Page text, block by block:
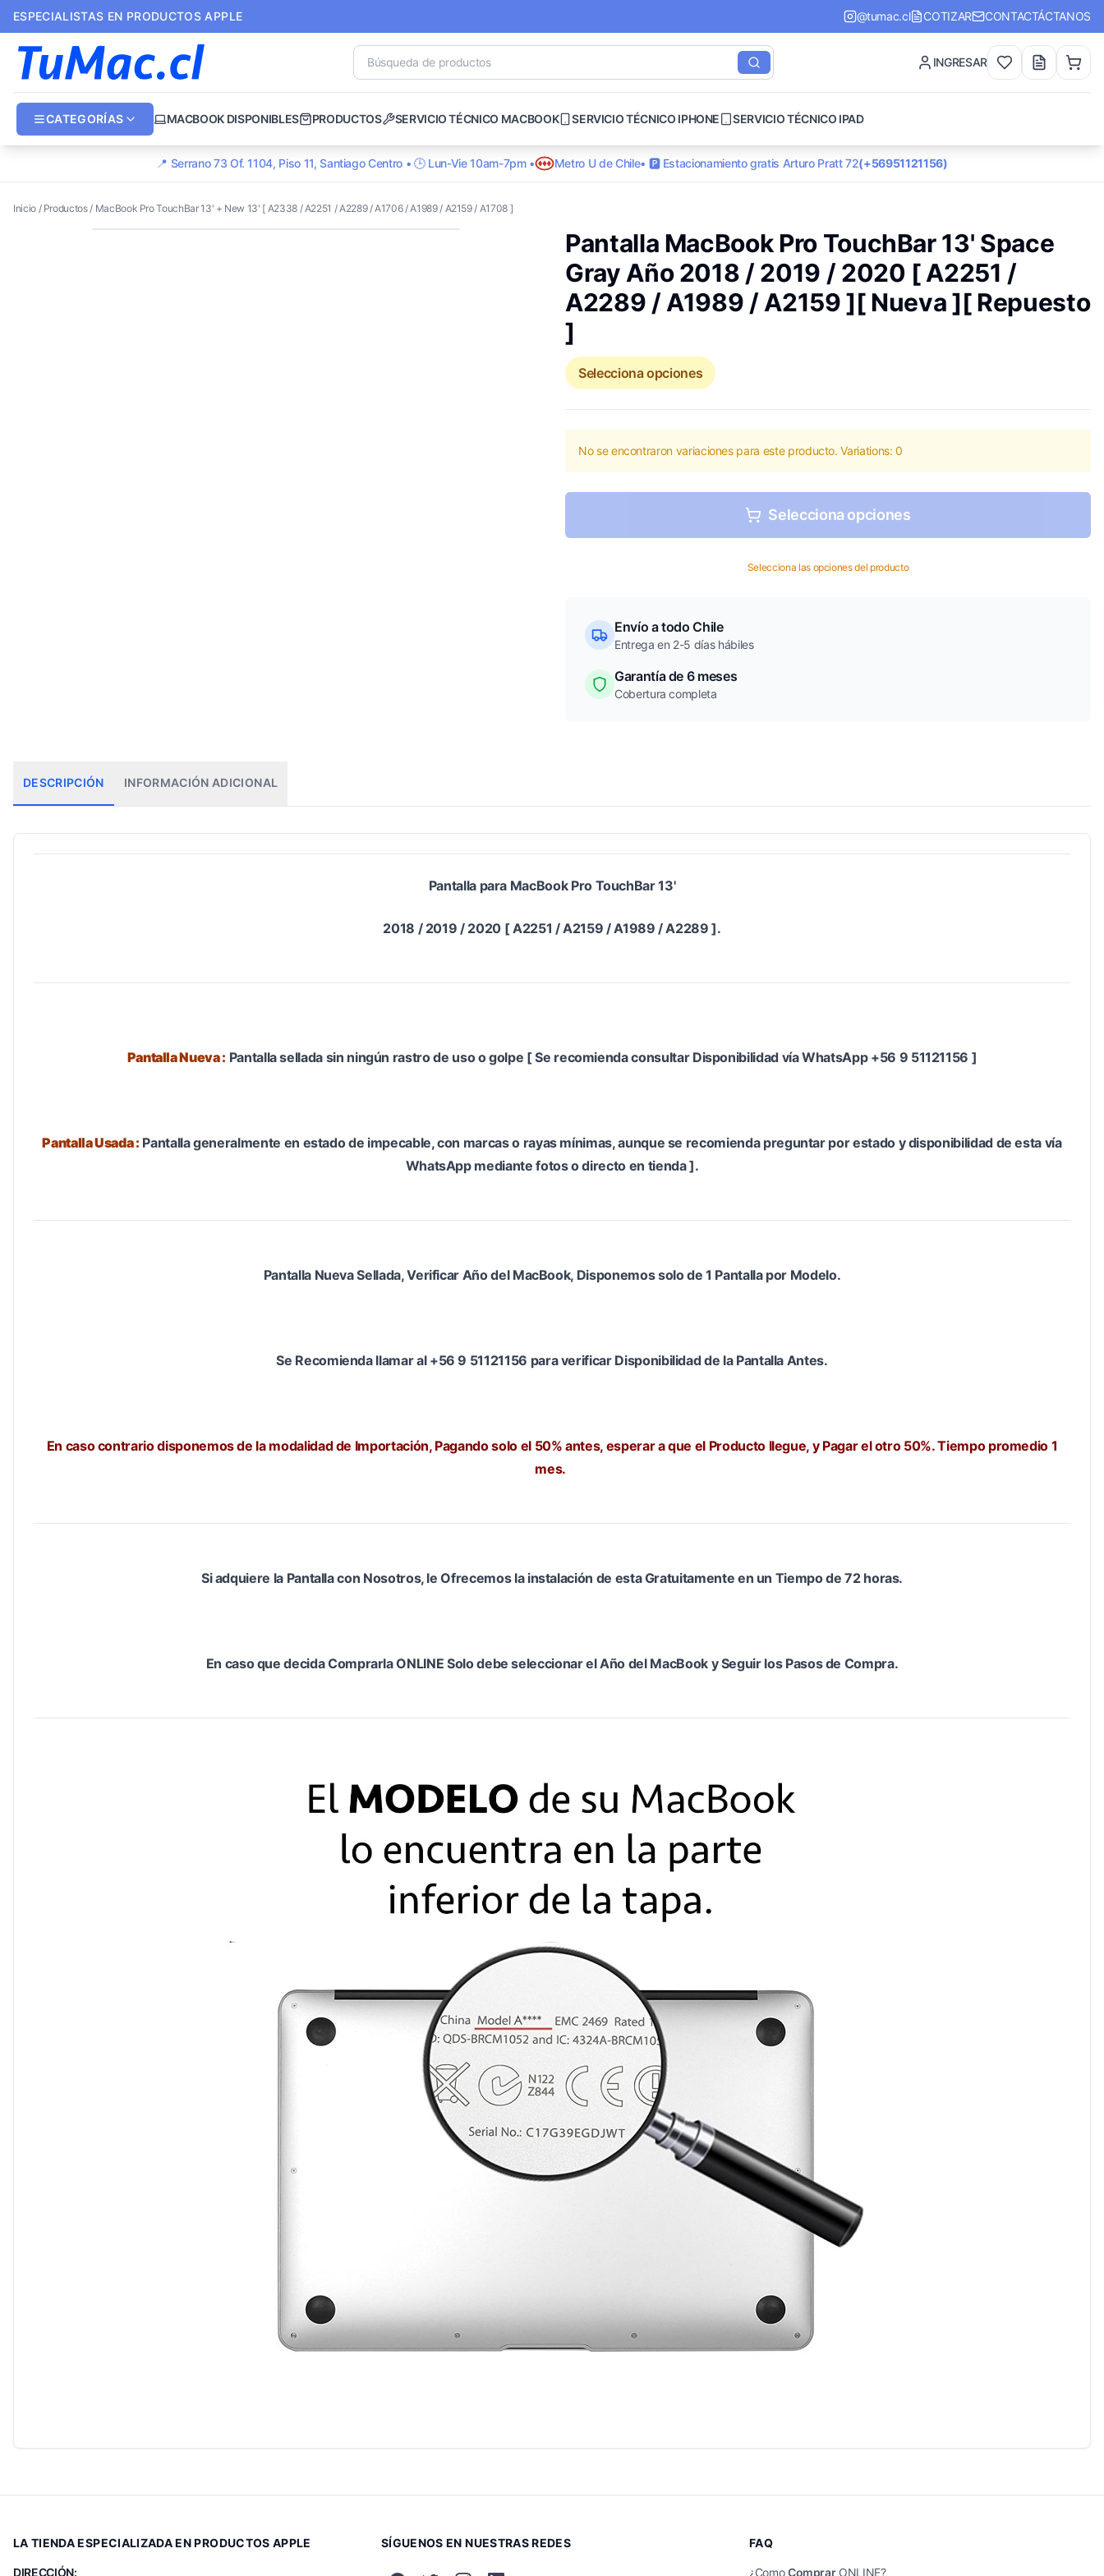
ESPECIALISTAS EN PRODUCTOS APPLE @tumac.cl COTIZAR CONTACTÁCTANOS
INGRESAR
CATEGORÍAS MACBOOK DISPONIBLES PRODUCTOS SERVICIO TÉCNICO MACBOOK SERVICIO TÉCNICO IPHONE SERVICIO TÉCNICO IPAD
📍 Serrano 73 Of. 1104, Piso 11, Santiago Centro • 🕒 Lun-Vie 10am-7pm • Metro U de Chile• 🅿️ Estacionamiento gratis Arturo Pratt 72(+56951121156)
Inicio/ Productos/ MacBook Pro TouchBar 13' + New 13' [ A2338 / A2251 / A2289 / A1706 / A1989 / A2159 / A1708 ]
Pantalla MacBook Pro TouchBar 13' Space
Gray Año 2018 / 2019 / 2020 [ A2251 /
A2289 / A1989 / A2159 ][ Nueva ][ Repuesto
]
Selecciona opciones
No se encontraron variaciones para este producto. Variations: 0
Selecciona opciones
Selecciona las opciones del producto
Envío a todo Chile
Entrega en 2-5 días hábiles
Garantía de 6 meses
Cobertura completa
DESCRIPCIÓN INFORMACIÓN ADICIONAL
Pantalla para MacBook Pro TouchBar 13'
2018 / 2019 / 2020 [ A2251 / A2159 / A1989 / A2289 ].
Pantalla Nueva : Pantalla sellada sin ningún rastro de uso o golpe [ Se recomienda consultar Disponibilidad vía WhatsApp +56 9 51121156 ]
Pantalla Usada : Pantalla generalmente en estado de impecable, con marcas o rayas mínimas, aunque se recomienda preguntar por estado y disponibilidad de esta vía
WhatsApp mediante fotos o directo en tienda ].
Pantalla Nueva Sellada, Verificar Año del MacBook, Disponemos solo de 1 Pantalla por Modelo.
Se Recomienda llamar al +56 9 51121156 para verificar Disponibilidad de la Pantalla Antes.
En caso contrario disponemos de la modalidad de Importación, Pagando solo el 50% antes, esperar a que el Producto llegue, y Pagar el otro 50%. Tiempo promedio 1
mes.
Si adquiere la Pantalla con Nosotros, le Ofrecemos la instalación de esta Gratuitamente en un Tiempo de 72 horas.
En caso que decida Comprarla ONLINE Solo debe seleccionar el Año del MacBook y Seguir los Pasos de Compra.
LA TIENDA ESPECIALIZADA EN PRODUCTOS APPLE
DIRECCIÓN:
SÍGUENOS EN NUESTRAS REDES FAQ
¿ComoComprarONLINE?